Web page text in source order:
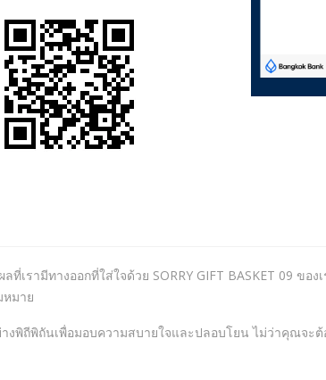
เรามีทางออกที่ใส่ใจด้วย SORRY GIFT BASKET 09 ขอ
มาย
างพิถีพิถันเพื่อมอบความสบายใจและปลอบโยน ไม่ว่าคุณจะ